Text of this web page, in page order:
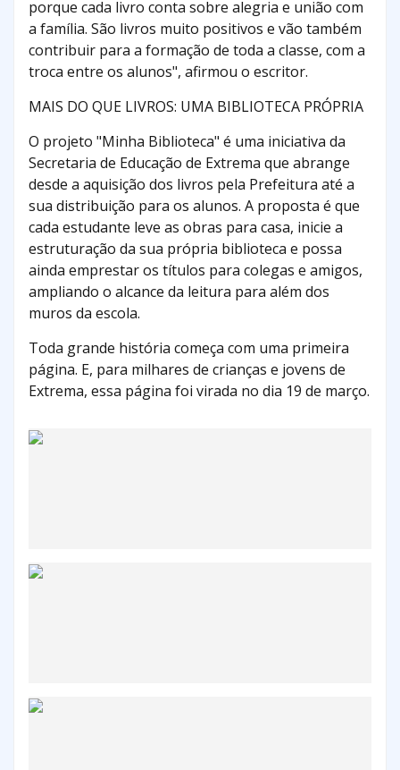
porque cada livro conta sobre alegria e união com
a família. São livros muito positivos e vão também
contribuir para a formação de toda a classe, com a
troca entre os alunos", afirmou o escritor.
MAIS DO QUE LIVROS: UMA BIBLIOTECA PRÓPRIA
O projeto "Minha Biblioteca" é uma iniciativa da
Secretaria de Educação de Extrema que abrange
desde a aquisição dos livros pela Prefeitura até a
sua distribuição para os alunos. A proposta é que
cada estudante leve as obras para casa, inicie a
estruturação da sua própria biblioteca e possa
ainda emprestar os títulos para colegas e amigos,
ampliando o alcance da leitura para além dos
muros da escola.
Toda grande história começa com uma primeira
página. E, para milhares de crianças e jovens de
Extrema, essa página foi virada no dia 19 de março.